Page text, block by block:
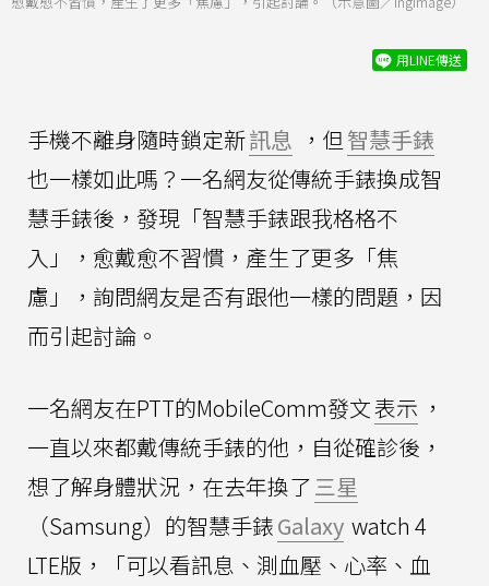
用LINE傳送
手機不離身隨時鎖定新訊息 ，但 智慧手錶
也一樣如此嗎？一名網友從傳統手錶換成智
慧手錶後，發現「智慧手錶跟我格格不
入」，愈戴愈不習慣，產生了更多「焦
慮」，詢問網友是否有跟他一樣的問題，因
而引起討論。
一名網友在PTT的MobileComm發文表示 ，
一直以來都戴傳統手錶的他，自從確診後，
想了解身體狀況，在去年換了三星
（Samsung）的智慧手錶Galaxy watch 4
LTE版，「可以看訊息、測血壓、心率、血